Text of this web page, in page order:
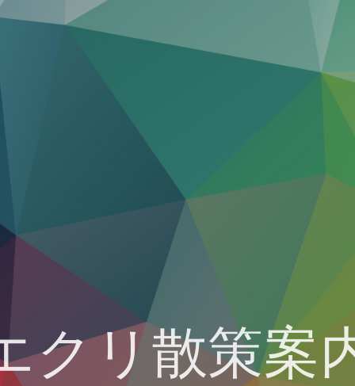
クリ散策案